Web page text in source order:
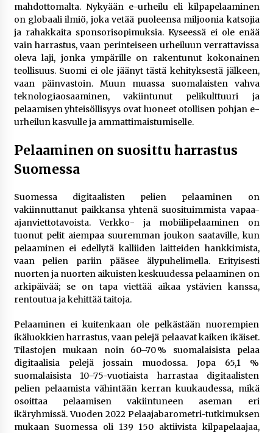
rikoshistoriaa
3 viikkoa sitten
Online-kasinoiden mobiilipelialustojen kehitys
– asiantuntijalausunto
3 viikkoa sitten
Uutisankkuri Jan Andersson vaimo – faktat ja
huhut
3 viikkoa sitten
10 euron talletuskasinot ja pikamaksut: mitä
suomalaisten pelaajien on hyvä tietää
4 viikkoa sitten
mahdottomalta. Nykyään e-urheilu eli kilpapelaaminen
on globaali ilmiö, joka vetää puoleensa miljoonia katsojia
ja rahakkaita sponsorisopimuksia. Kyseessä ei ole enää
vain harrastus, vaan perinteiseen urheiluun verrattavissa
oleva laji, jonka ympärille on rakentunut kokonainen
teollisuus. Suomi ei ole jäänyt tästä kehityksestä jälkeen,
vaan päinvastoin. Muun muassa suomalaisten vahva
teknologiaosaaminen, vakiintunut pelikulttuuri ja
pelaamisen yhteisöllisyys ovat luoneet otollisen pohjan e-
urheilun kasvulle ja ammattimaistumiselle.
Pelaaminen on suosittu harrastus
Suomessa
Suomessa digitaalisten pelien pelaaminen on
vakiinnuttanut paikkansa yhtenä suosituimmista vapaa-
ajanviettotavoista. Verkko- ja mobiilipelaaminen on
tuonut pelit aiempaa suuremman joukon saataville, kun
pelaaminen ei edellytä kalliiden laitteiden hankkimista,
vaan pelien pariin pääsee älypuhelimella. Erityisesti
nuorten ja nuorten aikuisten keskuudessa pelaaminen on
arkipäivää; se on tapa viettää aikaa ystävien kanssa,
rentoutua ja kehittää taitoja.
Pelaaminen ei kuitenkaan ole pelkästään nuorempien
ikäluokkien harrastus, vaan pelejä pelaavat kaiken ikäiset.
Tilastojen mukaan noin 60–70 % suomalaisista pelaa
digitaalisia pelejä jossain muodossa. Jopa 65,1 %
suomalaisista 10–75-vuotiaista harrastaa digitaalisten
pelien pelaamista vähintään kerran kuukaudessa, mikä
osoittaa pelaamisen vakiintuneen aseman eri
ikäryhmissä. Vuoden 2022 Pelaajabarometri-tutkimuksen
mukaan Suomessa oli 139 150 aktiivista kilpapelaajaa,